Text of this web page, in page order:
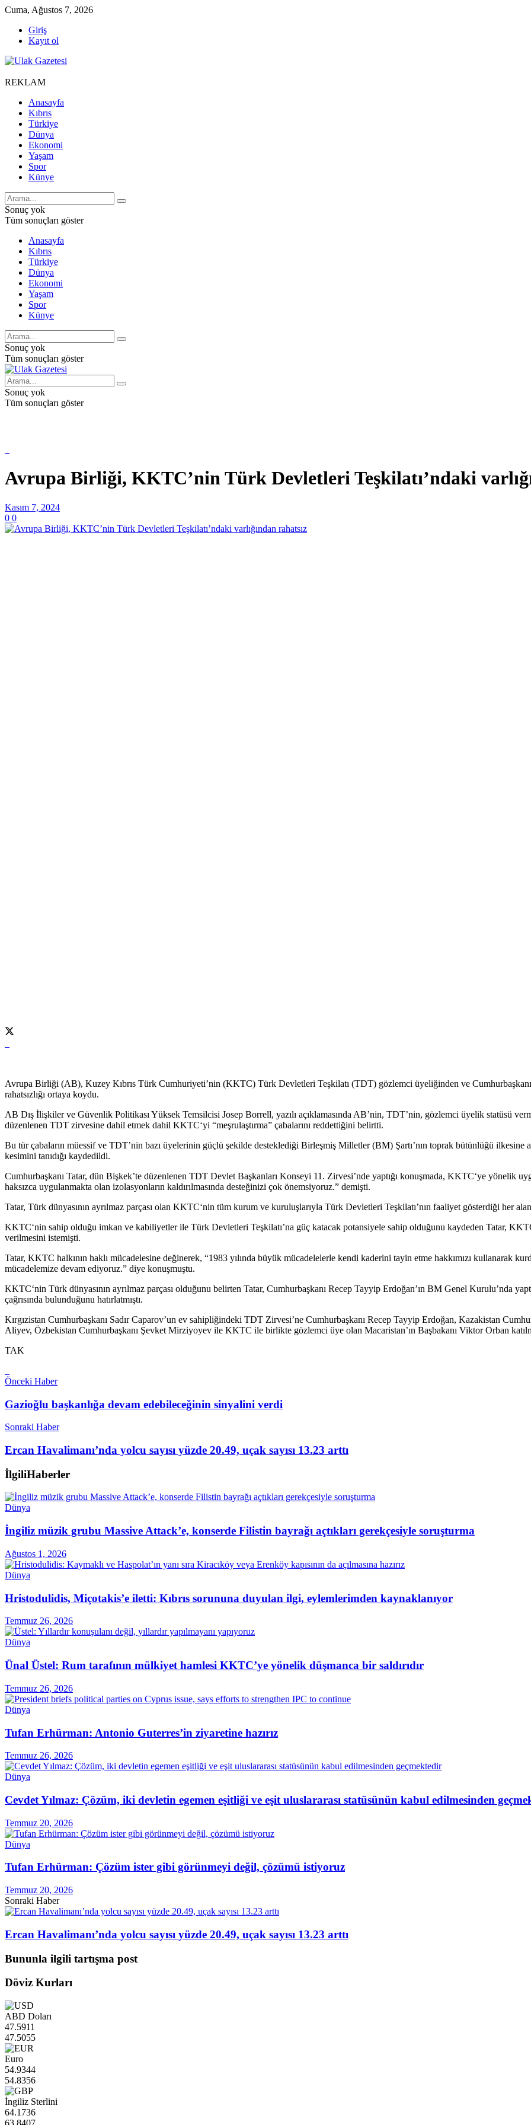
Cuma, Ağustos 7, 2026
Giriş
Kayıt ol
REKLAM
Anasayfa
Kıbrıs
Türkiye
Dünya
Ekonomi
Yaşam
Spor
Künye
Sonuç yok
Tüm sonuçları göster
Anasayfa
Kıbrıs
Türkiye
Dünya
Ekonomi
Yaşam
Spor
Künye
Sonuç yok
Tüm sonuçları göster
Sonuç yok
Tüm sonuçları göster
Avrupa Birliği, KKTC’nin Türk Devletleri Teşkilatı’ndaki
Kasım 7, 2024
0 0
Avrupa Birliği (AB), Kuzey Kıbrıs Türk Cumhuriyeti’nin (KKTC) Türk Devletleri Teşkilatı (TDT) gözlemci üyeliğinden ve
rahatsızlığı ortaya koydu.
AB Dış İlişkiler ve Güvenlik Politikası Yüksek Temsilcisi Josep Borrell, yazılı açıklamasında AB’nin, TDT’nin, gözlemci üyelik statüsü
düzenlenen TDT zirvesine dahil etmek dahil KKTC‘yi “meşrulaştırma” çabalarını reddettiğini belirtti.
Bu tür çabaların müessif ve TDT’nin bazı üyelerinin güçlü şekilde desteklediği Birleşmiş Milletler (BM) Şartı’nın toprak bütünlüğü ilkesine
kesimini tanıdığı kaydedildi.
Cumhurbaşkanı Tatar, dün Bişkek’te düzenlenen TDT Devlet Başkanları Konseyi 11. Zirvesi’nde yaptığı konuşmada, KKTC‘ye yönelik
haksızca uygulanmakta olan izolasyonların kaldırılmasında desteğinizi çok önemsiyoruz.” demişti.
Tatar, Türk dünyasının ayrılmaz parçası olan KKTC‘nin tüm kurum ve kuruluşlarıyla Türk Devletleri Teşkilatı’nın faaliyet gösterdiği her
KKTC‘nin sahip olduğu imkan ve kabiliyetler ile Türk Devletleri Teşkilatı’na güç katacak potansiyele sahip olduğunu kaydeden Tatar,
verilmesini istemişti.
Tatar, KKTC halkının haklı mücadelesine değinerek, “1983 yılında büyük mücadelelerle kendi kaderini tayin etme hakkımızı kullanarak
mücadelemize devam ediyoruz.” diye konuşmuştu.
KKTC‘nin Türk dünyasının ayrılmaz parçası olduğunu belirten Tatar, Cumhurbaşkanı Recep Tayyip Erdoğan’ın BM Genel Kurulu’nda
çağrısında bulunduğunu hatırlatmıştı.
Kırgızistan Cumhurbaşkanı Sadır Caparov’un ev sahipliğindeki TDT Zirvesi’ne Cumhurbaşkanı Recep Tayyip Erdoğan, Kazakistan
Aliyev, Özbekistan Cumhurbaşkanı Şevket Mirziyoyev ile KKTC ile birlikte gözlemci üye olan Macaristan’ın Başbakanı Viktor Orban
TAK
Önceki Haber
Gazioğlu başkanlığa devam edebileceğinin sinyalini verdi
Sonraki Haber
Ercan Havalimanı’nda yolcu sayısı yüzde 20.49, uçak sayısı 13.23 arttı
İlgiliHaberler
Dünya
İngiliz müzik grubu Massive Attack’e, konserde Filistin bayrağı açtıkları gerekçesiyle soruşturma
Ağustos 1, 2026
Dünya
Hristodulidis, Miçotakis’e iletti: Kıbrıs sorununa duyulan ilgi, eylemlerimden kaynaklanıyor
Temmuz 26, 2026
Dünya
Ünal Üstel: Rum tarafının mülkiyet hamlesi KKTC’ye yönelik düşmanca bir saldırıdır
Temmuz 26, 2026
Dünya
Tufan Erhürman: Antonio Guterres’in ziyaretine hazırız
Temmuz 26, 2026
Dünya
Cevdet Yılmaz: Çözüm, iki devletin egemen eşitliği ve eşit uluslararası statüsünün kabul edilmesinden
Temmuz 20, 2026
Dünya
Tufan Erhürman: Çözüm ister gibi görünmeyi değil, çözümü istiyoruz
Temmuz 20, 2026
Sonraki Haber
Ercan Havalimanı’nda yolcu sayısı yüzde 20.49, uçak sayısı 13.23 arttı
Bununla ilgili tartışma post
Döviz Kurları
ABD Doları
47.5911
47.5055
Euro
54.9344
54.8356
İngiliz Sterlini
64.1736
63.8407